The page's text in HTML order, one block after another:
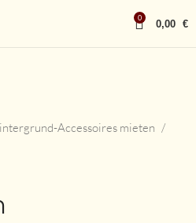
0 0,00 €
Accessoires mieten